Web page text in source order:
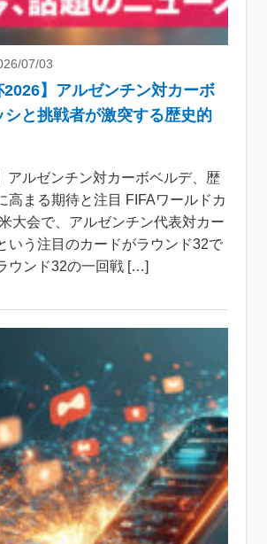
07/03
2026】アルゼンチン対カーボ
シと挑戦者が激突する歴史的
アルゼンチン対カーボベルデ、歴
高まる期待と注目 FIFAワールドカ
大会で、アルゼンチン代表対カー
いう注目のカードがラウンド32で
ウンド32の一回戦 […]